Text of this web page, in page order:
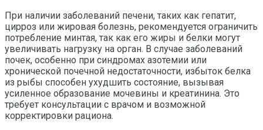
При наличии заболеваний печени, таких как гепатит,
цирроз или жировая болезнь, рекомендуется ограничить
потребление минтая, так как его жиры и белки могут
увеличивать нагрузку на орган. В случае заболеваний
почек, особенно при синдромах азотемии или
хронической почечной недостаточности, избыток белка
из рыбы способен ухудшить состояние, вызывая
усиленное образование мочевины и креатинина. Это
требует консультации с врачом и возможной
корректировки рациона.